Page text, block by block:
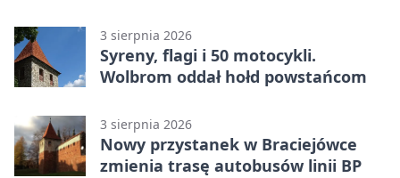
3 sierpnia 2026
Syreny, flagi i 50 motocykli.
Wolbrom oddał hołd powstańcom
3 sierpnia 2026
Nowy przystanek w Braciejówce
zmienia trasę autobusów linii BP